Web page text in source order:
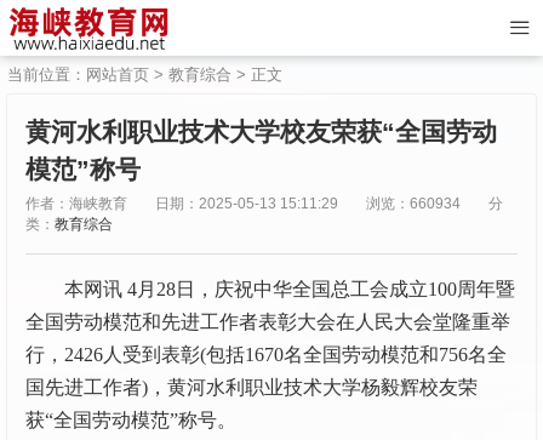
当前位置： 网站首页 > 教育综合 > 正文
黄河水利职业技术大学校友荣获“全国劳动
模范”称号
作者：海峡教育 日期：2025-05-13 15:11:29 浏览：660934
分
类： 教育综合
本网讯 4月28日，庆祝中华全国总工会成立100周年暨
全国劳动模范和先进工作者表彰大会在人民大会堂隆重举
行，2426人受到表彰(包括1670名全国劳动模范和756名全
国先进工作者)，黄河水利职业技术大学杨毅辉校友荣
获“全国劳动模范”称号。